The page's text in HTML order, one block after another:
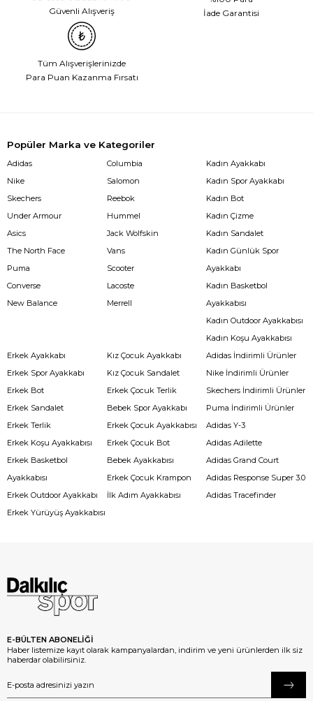
Güvenli Alışveriş
İade Garantisi
Tüm Alışverişlerinizde
Para Puan Kazanma Fırsatı
Popüler Marka ve Kategoriler
Adidas
Nike
Skechers
Under Armour
Asics
The North Face
Puma
Converse
New Balance
Columbia
Salomon
Reebok
Hummel
Jack Wolfskin
Vans
Scooter
Lacoste
Merrell
Kadın Ayakkabı
Kadın Spor Ayakkabı
Kadın Bot
Kadın Çizme
Kadın Sandalet
Kadın Günlük Spor
Ayakkabı
Kadın Basketbol
Ayakkabısı
Kadın Outdoor Ayakkabısı
Kadın Koşu Ayakkabısı
Erkek Ayakkabı
Erkek Spor Ayakkabı
Erkek Bot
Erkek Sandalet
Erkek Terlik
Erkek Koşu Ayakkabısı
Erkek Basketbol
Ayakkabısı
Erkek Outdoor Ayakkabı
Erkek Yürüyüş Ayakkabısı
Kız Çocuk Ayakkabı
Kız Çocuk Sandalet
Erkek Çocuk Terlik
Bebek Spor Ayakkabı
Erkek Çocuk Ayakkabısı
Erkek Çocuk Bot
Bebek Ayakkabısı
Erkek Çocuk Krampon
İlk Adım Ayakkabısı
Adidas İndirimli Ürünler
Nike İndirimli Ürünler
Skechers İndirimli Ürünler
Puma İndirimli Ürünler
Adidas Y-3
Adidas Adilette
Adidas Grand Court
Adidas Response Super 3.0
Adidas Tracefinder
E-BÜLTEN ABONELİĞİ
Haber listemize kayıt olarak kampanyalardan, indirim ve yeni ürünlerden ilk siz
haberdar olabilirsiniz.